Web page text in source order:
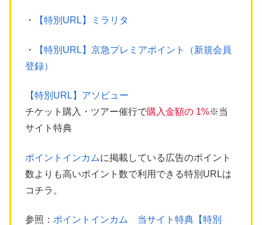
・ 【特別URL】ミラリタ
・
【特別URL】京急プレミアポイント（新規会員
登録）
【特別URL】アソビュー
チケット購入・ツアー催行で購入金額の 1%※当
サイト特典
ポイントインカムに掲載している広告のポイント
数よりも高いポイント数で利用できる特別URLは
コチラ。
参照： ポイントインカム 当サイト特典【特別